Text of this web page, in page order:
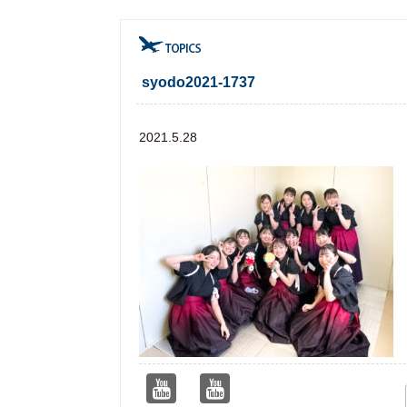
syodo2021-1737
2021.5.28